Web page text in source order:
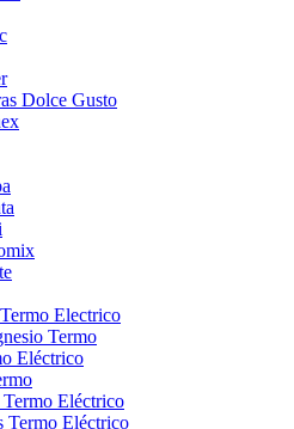
Dolce Gusto
Electrico
Termo
Eléctrico
Termo Eléctrico
Termo Eléctrico